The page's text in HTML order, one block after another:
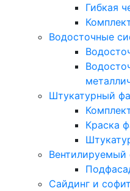
Гибкая
Водосточные
Штукатурный
Краска
Вентилируемый
Сайдинг и